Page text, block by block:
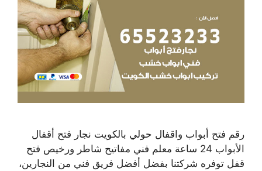
رقم فتح أبواب واقفال حولي بالكويت نجار فتح أقفال
الأبواب 24 ساعة معلم فني مفاتيح شاطر ورخيص فتح
قفل توفره شركتنا بفضل أفضل فريق فني من النجارين،